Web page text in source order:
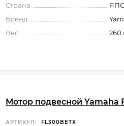
Страна
Бренд
Вес
260
Мотор подвесной Yamaha
АРТИКУЛ: FL300BETX